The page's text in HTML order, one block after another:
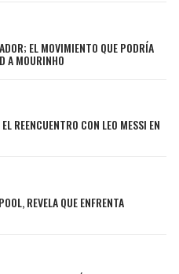
EL MOVIMIENTO QUE PODRÍA
A MOURINHO
REENCUENTRO CON LEO MESSI EN
REVELA QUE ENFRENTA